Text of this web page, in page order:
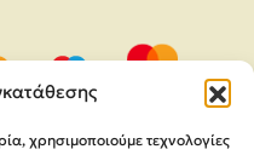
χρησιμοποιούμε τεχνολογίες